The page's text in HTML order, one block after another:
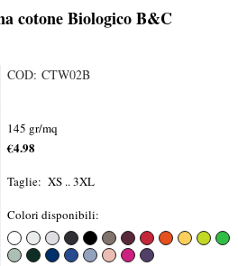
cotone Biologico B&C
COD: CTW02B
145 gr/mq
€4.98
Taglie: XS .. 3XL
Colori disponibili: